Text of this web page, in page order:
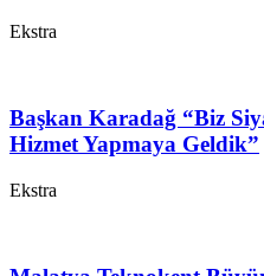
Ekstra
Başkan Karadağ “Biz
Hizmet Yapmaya Geldik”
Ekstra